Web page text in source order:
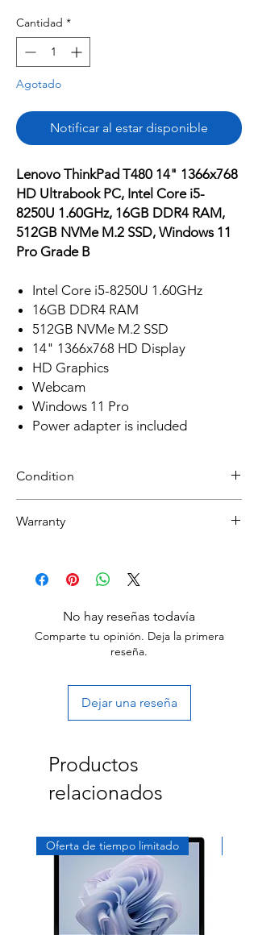
Cantidad *
Agotado
Notificar al estar disponible
Lenovo ThinkPad T480 14" 1366x768
HD Ultrabook PC, Intel Core i5-
8250U 1.60GHz, 16GB DDR4 RAM,
512GB NVMe M.2 SSD, Windows 11
Pro Grade B
Intel Core i5-8250U 1.60GHz
16GB DDR4 RAM
512GB NVMe M.2 SSD
14" 1366x768 HD Display
HD Graphics
Webcam
Windows 11 Pro
Power adapter is included
Condition
Grade B : Item will have some cosmetic
Warranty
Start the return process within 30 days of
No hay reseñas todavía
Comparte tu opinión. Deja la primera
reseña.
Dejar una reseña
Productos
relacionados
Oferta de tiempo limitado